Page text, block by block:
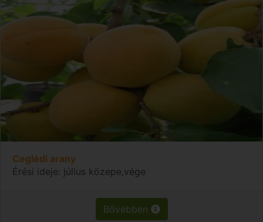
Ceglédi arany
Érési ideje: július közepe,vége
Bővebben